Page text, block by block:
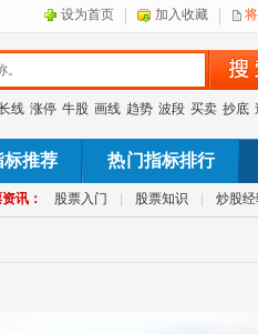
设为首页 加入收藏
线 涨停 牛股 画线 趋势 波段 买卖 抄底
标推荐 热门指标排行
讯： 股票入门 股票知识 炒股